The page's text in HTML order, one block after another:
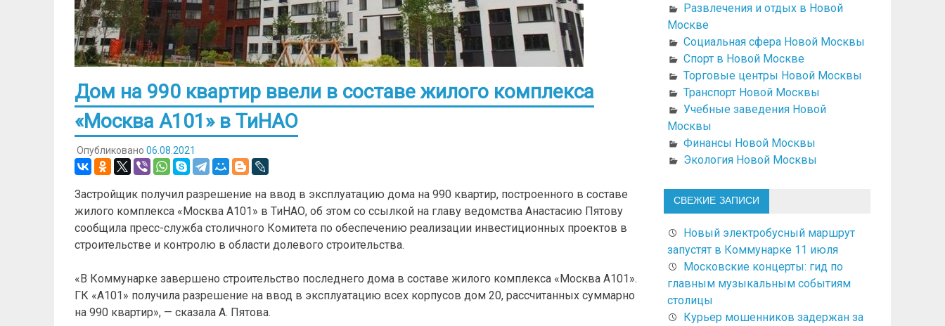
Дом на 990 квартир ввели в составе жилого комплекса
«Москва А101» в ТиНАО
Опубликовано 06.08.2021
Застройщик получил разрешение на ввод в эксплуатацию дома на 990 квартир, построенного в составе
жилого комплекса «Москва А101» в ТиНАО, об этом со ссылкой на главу ведомства Анастасию Пятову
сообщила пресс-служба столичного Комитета по обеспечению реализации инвестиционных проектов в
строительстве и контролю в области долевого строительства.
«В Коммунарке завершено строительство последнего дома в составе жилого комплекса «Москва А101».
ГК «А101» получила разрешение на ввод в эксплуатацию всех корпусов дом 20, рассчитанных суммарно
на 990 квартир», — сказала А. Пятова.
Развлечения и отдых в Новой
Москве
Социальная сфера Новой Москвы
Спорт в Новой Москве
Торговые центры Новой Москвы
Транспорт Новой Москвы
Учебные заведения Новой
Москвы
Финансы Новой Москвы
Экология Новой Москвы
СВЕЖИЕ ЗАПИСИ
Новый электробусный маршрут
запустят в Коммунарке 11 июля
Московские концерты: гид по
главным музыкальным событиям
столицы
Курьер мошенников задержан за